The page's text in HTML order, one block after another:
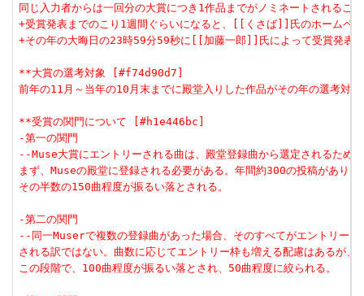
同じ入力者からは一回分の大賞につき1作品までがノミネートされる
+受賞発表までのこり1週間ぐらいになると、[[くさば]]氏のホームペ
+その年の大晦日の23時59分59秒に[[加藤一郎]]氏によって受賞発表
**大賞の選考対象 [#f74d90d7]
前年の11月～当年の10月末までに殿堂入りした作品がその年の選考対象
**受賞の関門について [#h1e446bc]
-第一の関門
--Muse大賞にエントリーされる曲は、殿堂登録曲から選定されるため、
まず、Museの殿堂に登録される必要がある。年間約300の投稿があり、
その半数の150曲程度が振るい落とされる。
-第二の関門
--同一Muserで複数の登録曲があった場合、そのすべてがエントリー
される訳ではない。曲数に応じてエントリー枠も増える配慮はあるが、
この段階で、100曲程度が振るい落とされ、50曲程度に絞られる。